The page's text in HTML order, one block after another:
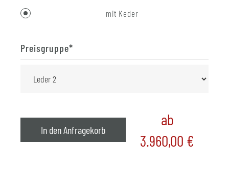
mit Keder
Preisgruppe*
In den Anfragekorb
ab
3.960,00 €